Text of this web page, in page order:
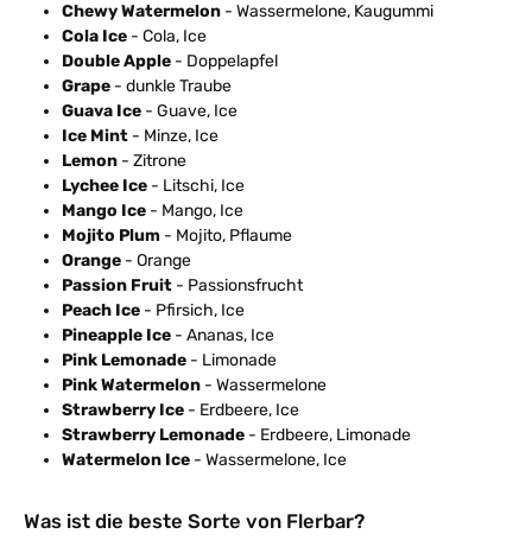
Chewy Watermelon - Wassermelone, Kaugummi
Cola Ice - Cola, Ice
Double Apple - Doppelapfel
Grape - dunkle Traube
Guava Ice - Guave, Ice
Ice Mint - Minze, Ice
Lemon - Zitrone
Lychee Ice - Litschi, Ice
Mango Ice - Mango, Ice
Mojito Plum - Mojito, Pflaume
Orange - Orange
Passion Fruit - Passionsfrucht
Peach Ice - Pfirsich, Ice
Pineapple Ice - Ananas, Ice
Pink Lemonade - Limonade
Pink Watermelon - Wassermelone
Strawberry Ice - Erdbeere, Ice
Strawberry Lemonade - Erdbeere, Limonade
Watermelon Ice - Wassermelone, Ice
Was ist die beste Sorte von Flerbar?